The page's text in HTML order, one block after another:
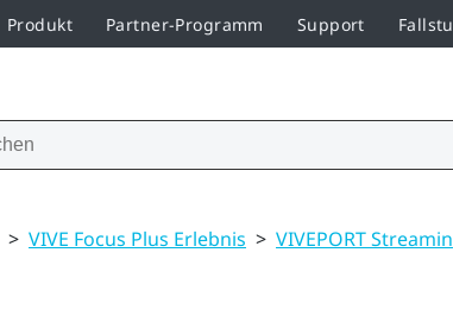
Produkt Partner-Programm Support
> VIVE Focus Plus Erlebnis > VIVEPORT